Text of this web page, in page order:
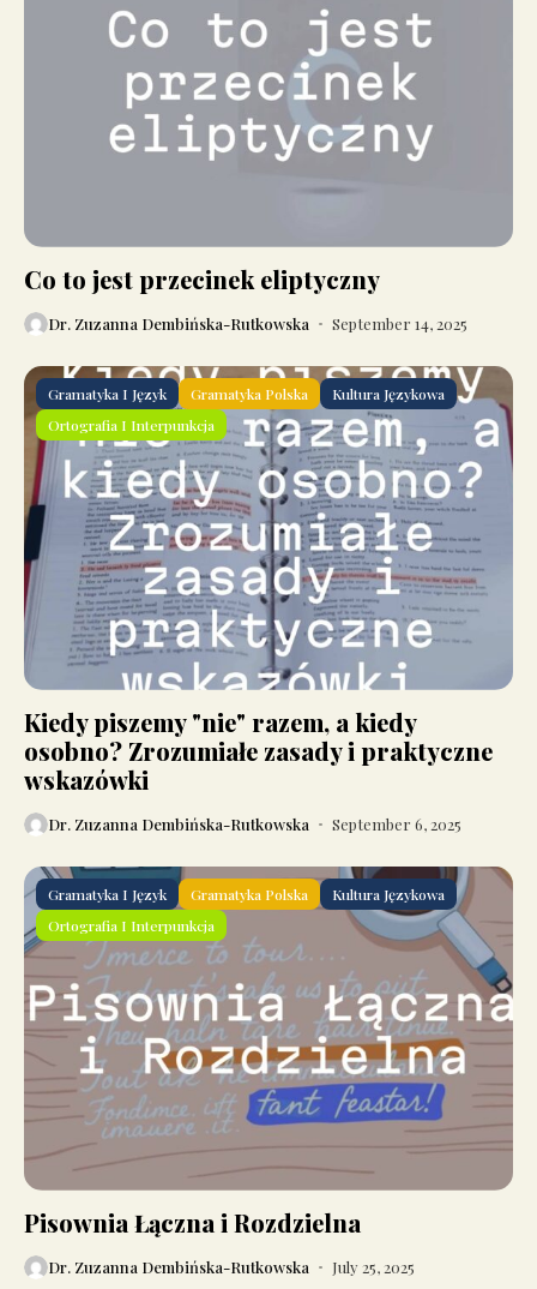
Co to jest przecinek eliptyczny
Dr. Zuzanna Dembińska-Rutkowska September 14, 2025
Gramatyka I Język Gramatyka Polska
Kultura Językowa
Ortografia I Interpunkcja
Kiedy piszemy "nie" razem, a kiedy
osobno? Zrozumiałe zasady i praktyczne
wskazówki
Dr. Zuzanna Dembińska-Rutkowska September 6, 2025
Gramatyka I Język Gramatyka Polska
Kultura Językowa
Ortografia I Interpunkcja
Pisownia Łączna i Rozdzielna
Dr. Zuzanna Dembińska-Rutkowska July 25, 2025